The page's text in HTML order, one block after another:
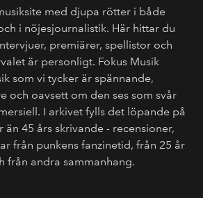
med djupa rötter i både
i nöjesjournalistik. Här hittar du
premiärer, spellistor och
är personligt. Fokus Musik
som vi tycker är spännande,
och oavsett om den ses som svår
I arkivet fylls det löpande på
45 års skrivande - recensioner,
från punkens fanzinetid, från 25 år
från andra sammanhang.